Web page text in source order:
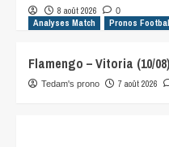
8 août 2026 0
Analyses Match Pronos
Flamengo – Vitoria (10/
Tedam's prono 7 août 2026